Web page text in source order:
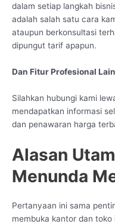
dalam setiap langkah
adalah salah satu cara
ataupun berkonsultasi
dipungut tarif apapun.
Dan Fitur Profesional
Silahkan hubungi kami
mendapatkan informasi
dan penawaran harga
Alasan
Menunda
Pertanyaan ini sama
membuka kantor dan